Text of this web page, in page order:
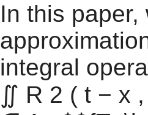
In this
integral
∬ R 2 ( t − x